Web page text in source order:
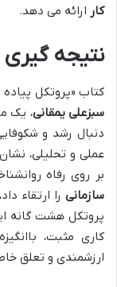
کار ارائه می دهد.
نتیجه گیری
کتاب «پروتکل
سبزعلی یمقانی، یک
دنبال رشد و
عملی و تحلیلی،
بر روی رفاه
سازمانیرا ارتقاء
پروتکل هشت گانه
کاری مثبت،
ارزشمندی و تعلق